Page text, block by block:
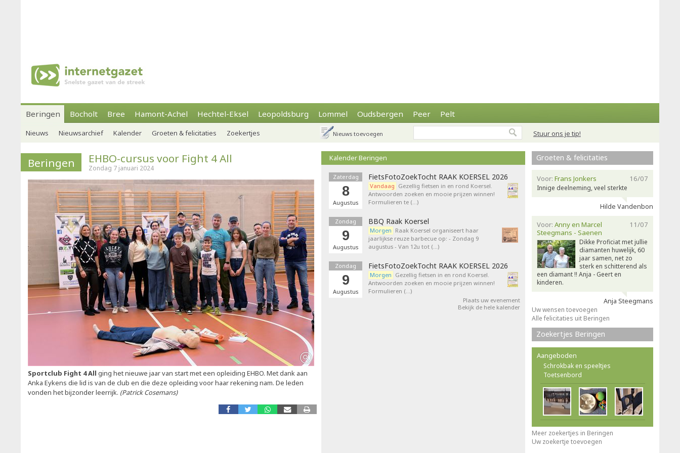
Beringen Bocholt Bree Hamont-Achel Hechtel-Eksel Leopoldsburg Lommel Oudsbergen Peer Pelt
Stuur ons je tip!
Nieuws Nieuwsarchief Kalender Groeten & felicitaties Zoekertjes Nieuws toevoegen
Beringen EHBO-cursus voor Fight 4 All
Zondag 7 januari 2024
Sportclub Fight 4 All ging het nieuwe jaar van start met een opleiding EHBO. Met dank aan
Anka Eykens die lid is van de club en die deze opleiding voor haar rekening nam. De leden
vonden het bijzonder leerrijk. (Patrick Cosemans)
Kalender Beringen
Zaterdag
8
Augustus
FietsFotoZoekTocht RAAK KOERSEL 2026
Vandaag Gezellig fietsen in en rond Koersel.
Antwoorden zoeken en mooie prijzen winnen!
Formulieren te (…)
Zondag
9
Augustus
BBQ Raak Koersel
Morgen Raak Koersel organiseert haar
jaarlijkse reuze barbecue op: - Zondag 9
augustus - Van 12u tot (…)
Zondag
9
Augustus
FietsFotoZoekTocht RAAK KOERSEL 2026
Morgen Gezellig fietsen in en rond Koersel.
Antwoorden zoeken en mooie prijzen winnen!
Formulieren (…)
Plaats uw evenement
Bekijk de hele kalender
Groeten & felicitaties
16/07
Voor: Frans Jonkers
Innige deelneming, veel sterkte
Hilde Vandenbon
11/07
Voor: Anny en Marcel
Steegmans - Saenen
Dikke Proficiat met jullie
diamanten huwelijk, 60
jaar samen, net zo
sterk en schitterend als
een diamant !! Anja - Geert en
kinderen.
Anja Steegmans
Uw wensen toevoegen
Alle felicitaties uit Beringen
Zoekertjes Beringen
Aangeboden
Schrokbak en speeltjes
Toetsenbord
Meer zoekertjes in Beringen
Uw zoekertje toevoegen